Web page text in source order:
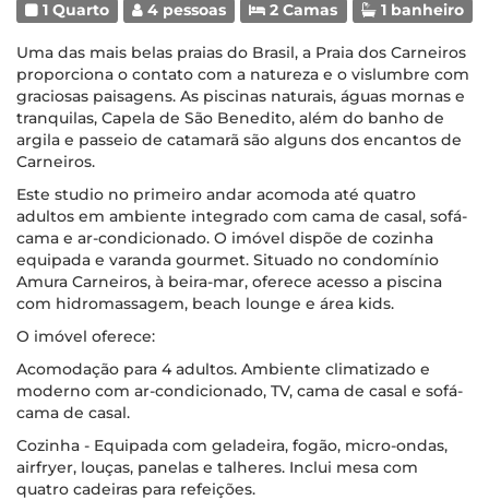
1 Quarto 4 pessoas 2 Camas 1 banheiro
Uma das mais belas praias do Brasil, a Praia dos Carneiros
proporciona o contato com a natureza e o vislumbre com
graciosas paisagens. As piscinas naturais, águas mornas e
tranquilas, Capela de São Benedito, além do banho de
argila e passeio de catamarã são alguns dos encantos de
Carneiros.
Este studio no primeiro andar acomoda até quatro
adultos em ambiente integrado com cama de casal, sofá-
cama e ar-condicionado. O imóvel dispõe de cozinha
equipada e varanda gourmet. Situado no condomínio
Amura Carneiros, à beira-mar, oferece acesso a piscina
com hidromassagem, beach lounge e área kids.
O imóvel oferece:
Acomodação para 4 adultos. Ambiente climatizado e
moderno com ar-condicionado, TV, cama de casal e sofá-
cama de casal.
Cozinha - Equipada com geladeira, fogão, micro-ondas,
airfryer, louças, panelas e talheres. Inclui mesa com
quatro cadeiras para refeições.